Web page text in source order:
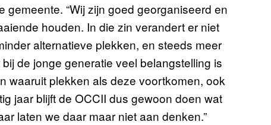
gemeente. “Wij zijn goed georganiseerd en
houden. In die zin verandert er niet
alternatieve plekken, en steeds meer
de jonge generatie veel belangstelling is
waaruit plekken als deze voortkomen, ook
jaar blijft de OCCII dus gewoon doen wat
laten we daar maar niet aan denken.”